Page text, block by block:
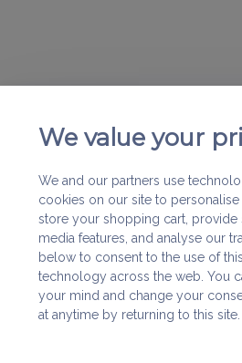
We value your
We and our partners use
cookies on our site to personalise
store your shopping cart, provide
media features, and analyse our
below to consent to the use of this
technology across the web. You
your mind and change your
at anytime by returning to this site.